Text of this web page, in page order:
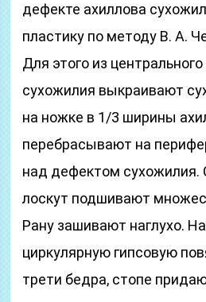
дефекте ахиллова
пластику по методу В. А.
Для этого из
сухожилия выкраивают
на ножке в 1/3 ширины
перебрасывают на
над дефектом сухожилия.
лоскут подшивают
Рану зашивают наглухо.
циркулярную гипсовую
трети бедра, стопе